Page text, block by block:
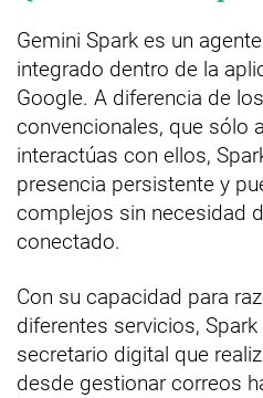
Gemini Spark es un
integrado dentro de la
Google. A diferencia de
convencionales, que sólo
interactúas con ellos,
presencia persistente y
complejos sin necesidad
conectado.
Con su capacidad para
diferentes servicios,
secretario digital que
desde gestionar correos